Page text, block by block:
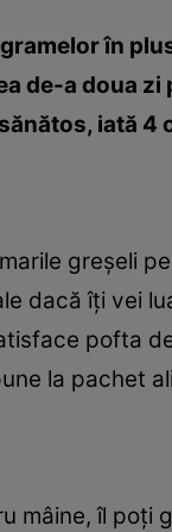
în
de-a doua
iată 4
greşeli
dacă îţi vei
pofta
la pachet
mâine, îl poţi